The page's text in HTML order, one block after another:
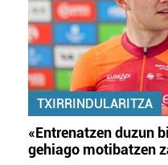
TXIRRINDULARITZA
«Entrenatzen duzun
gehiago motibatzen